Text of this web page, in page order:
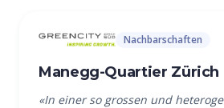
Nachbarschaften
Manegg-Quartier Zürich
«In einer so grossen und